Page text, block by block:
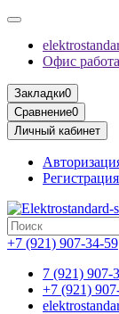
Офис
Закладки0
Сравнение0
Личный кабинет
Регистрация
+7 (921) 907-34-59
7 (921) 907-
+7 (921)